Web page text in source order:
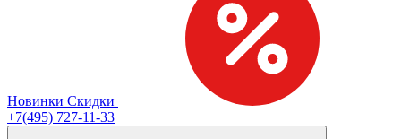
Новинки Скидки
+7(495) 727-11-33